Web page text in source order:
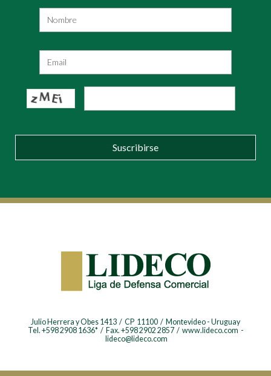
Suscribirse
Julio Herrera y Obes 1413 / CP 11100 / Montevideo - Uruguay
Tel. +598 2908 1636* / Fax. +598 2902 2857 / www.lideco.com -
lideco@lideco.com